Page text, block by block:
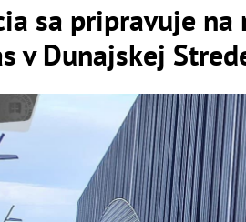
sa pripravuje
v Dunajskej